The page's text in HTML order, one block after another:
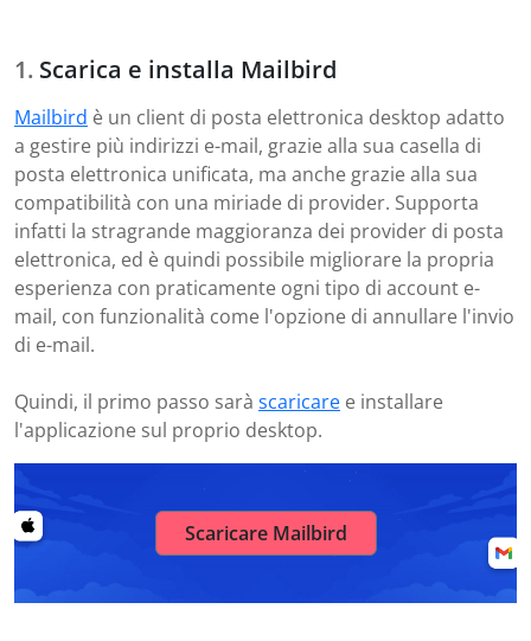
Scarica e installa Mailbird
Mailbird è un client di posta elettronica desktop adatto
a gestire più indirizzi e-mail, grazie alla sua casella di
posta elettronica unificata, ma anche grazie alla sua
compatibilità con una miriade di provider. Supporta
infatti la stragrande maggioranza dei provider di posta
elettronica, ed è quindi possibile migliorare la propria
esperienza con praticamente ogni tipo di account e-
mail, con funzionalità come l'opzione di annullare l'invio
di e-mail.
Quindi, il primo passo sarà scaricare e installare
l'applicazione sul proprio desktop.
Scaricare Mailbird